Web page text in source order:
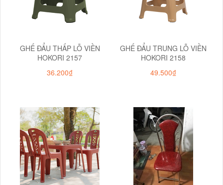
GHẾ ĐẨU THẤP LỖ VIỀN
HOKORI 2157
36.200₫
GHẾ ĐẨU TRUNG LỖ VIỀN
HOKORI 2158
49.500₫